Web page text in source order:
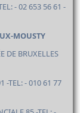
- 02 653 56 61 -
MOUSTY
DE BRUXELLES
-TEL: - 010 61 77